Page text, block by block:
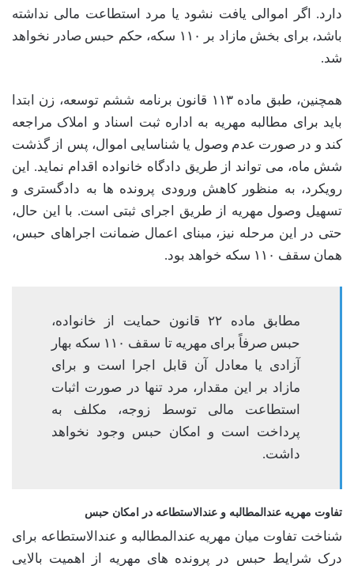
دارد. اگر اموالی یافت نشود یا مرد استطاعت مالی نداشته
باشد، برای بخش مازاد بر ۱۱۰ سکه، حکم حبس صادر نخواهد
شد.
همچنین، طبق ماده ۱۱۳ قانون برنامه ششم توسعه، زن ابتدا
باید برای مطالبه مهریه به اداره ثبت اسناد و املاک مراجعه
کند و در صورت عدم وصول یا شناسایی اموال، پس از گذشت
شش ماه، می تواند از طریق دادگاه خانواده اقدام نماید. این
رویکرد، به منظور کاهش ورودی پرونده ها به دادگستری و
تسهیل وصول مهریه از طریق اجرای ثبتی است. با این حال،
حتی در این مرحله نیز، مبنای اعمال ضمانت اجراهای حبس،
همان سقف ۱۱۰ سکه خواهد بود.
مطابق ماده ۲۲ قانون حمایت از خانواده،
حبس صرفاً برای مهریه تا سقف ۱۱۰ سکه بهار
آزادی یا معادل آن قابل اجرا است و برای
مازاد بر این مقدار، مرد تنها در صورت اثبات
استطاعت مالی توسط زوجه، مکلف به
پرداخت است و امکان حبس وجود نخواهد
داشت.
تفاوت مهریه عندالمطالبه و عندالاستطاعه در امکان حبس
شناخت تفاوت میان مهریه عندالمطالبه و عندالاستطاعه برای
درک شرایط حبس در پرونده های مهریه از اهمیت بالایی